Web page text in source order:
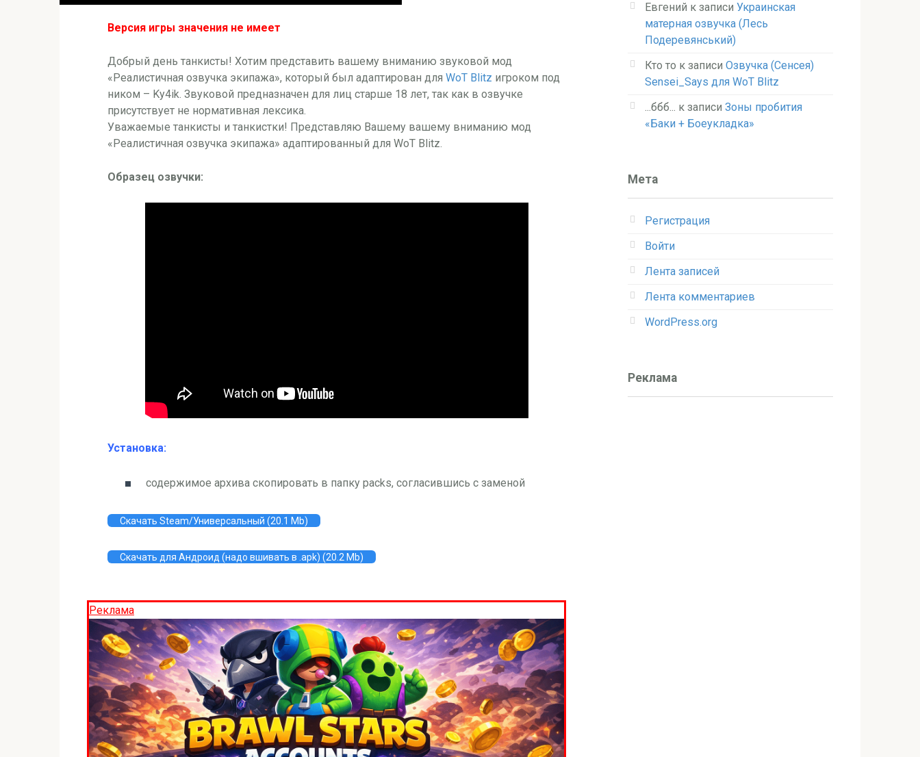
Версия игры значения не имеет
Добрый день танкисты! Хотим представить вашему вниманию звуковой мод
«Реалистичная озвучка экипажа», который был адаптирован для WoT Blitz игроком под
ником – Ky4ik. Звуковой предназначен для лиц старше 18 лет, так как в озвучке
присутствует не нормативная лексика.
Уважаемые танкисты и танкистки! Представляю Вашему вашему вниманию мод
«Реалистичная озвучка экипажа» адаптированный для WoT Blitz.
Образец озвучки:
Установка:
содержимое архива скопировать в папку packs, согласившись с заменой
Скачать Steam/Универсальный (20.1 Mb)
Скачать для Андроид (надо вшивать в .apk) (20.2 Mb)
Реклама
Евгений к записи Украинская
матерная озвучка (Лесь
Подеревянський)
Кто то к записи Озвучка (Сенсея)
Sensei_Says для WoT Blitz
...ббб... к записи Зоны пробития
«Баки + Боеукладка»
Мета
Регистрация
Войти
Лента записей
Лента комментариев
WordPress.org
Реклама